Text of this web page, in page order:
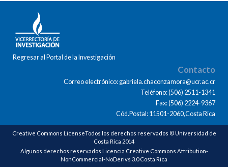
Regresar al Portal de la Investigación
Contacto
Correo electrónico: gabriela.chaconzamora@ucr.ac.cr
Teléfono: (506) 2511-1341
Fax: (506) 2224-9367
Cód.Postal: 11501-2060,Costa Rica
Creative Commons LicenseTodos los derechos reservados © Universidad de
Costa Rica 2014
Algunos derechos reservados Licencia Creative Commons Attribution-
NonCommercial-NoDerivs 3.0 Costa Rica